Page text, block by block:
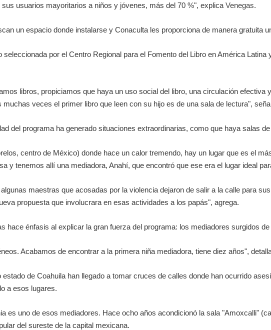
sus usuarios mayoritarios a niños y jóvenes, más del 70 %", explicaVenegas.
un espacio donde instalarse y Conaculta les proporciona de manera gratuita
seleccionada por el Centro Regional para el Fomento del Libro en América
libros, propiciamos que haya un uso social del libro, una circulación
muchas veces el primer libro que leen con su hijo es de una sala de lectura",
del programa ha generado situaciones extraordinarias, como que haya salas
centro de México) donde hace un calor tremendo, hay un lugar que es el
y tenemos allí una mediadora, Anahí, que encontró que ese era el lugar ideal
maestras que acosadas por la violencia dejaron de salir a la calle para
propuesta que involucrara en esas actividades a los papás", agrega.
hace énfasis al explicar la gran fuerza del programa: los mediadores surgidos
Acabamos de encontrar a la primera niña mediadora, tiene diez años",
estado de Coahuila han llegado a tomar cruces de calles donde han ocurrido
a esos lugares.
es uno de esos mediadores. Hace ocho años acondicionó la sala "Amoxcalli"
del sureste de la capital mexicana.